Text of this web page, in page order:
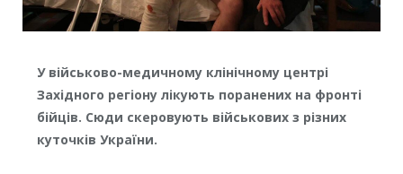
У військово-медичному клінічному центрі
Західного регіону лікують поранених на фронті
бійців. Сюди скеровують військових з різних
куточків України.